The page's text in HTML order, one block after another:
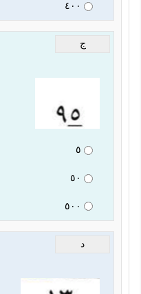
٤٠٠
ج
٥
٥٠
٥٠٠
د